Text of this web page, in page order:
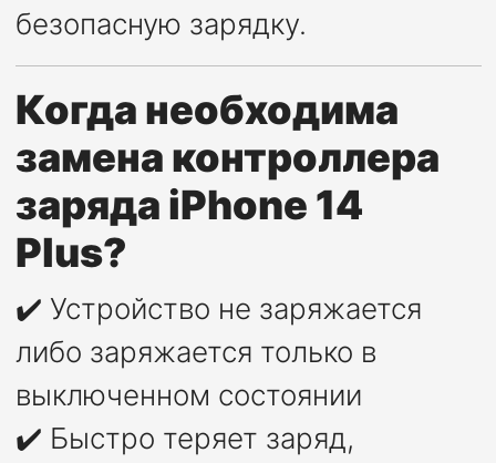
безопасную зарядку.
Когда необходима
замена контроллера
заряда iPhone 14
Plus?
✔️ Устройство не заряжается
либо заряжается только в
выключенном состоянии
✔️ Быстро теряет заряд,